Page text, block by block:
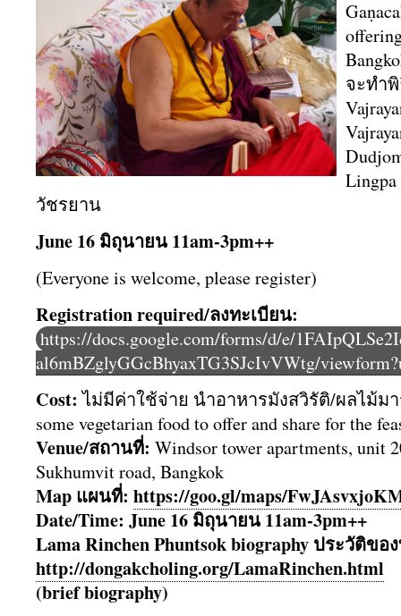
จะทำ
Lingpa
วัชรยาน
June 16 มิถุนายน 11am-3pm++
(Everyone is welcome, please register)
Registration required/ลงทะเบียน:
https://docs.google.com/forms/d/e/
al6mBZglyGGcBhyaxTG3SJcIvVWtg/
Cost: ไม่มีค่าใช้จ่าย นำอาหารมังสวิรัติ/ผลไม้ม
some vegetarian food to offer and share for the
Venue/สถานที่: Windsor tower apartments, unit
Sukhumvit road, Bangkok
Map แผนที่: https://goo.gl/maps/
Date/Time: June 16 มิถุนายน 11am-3pm++
Lama Rinchen Phuntsok biography ประวัติ​ข
http://dongakcholing.org/LamaRinchen.html
(brief biography)